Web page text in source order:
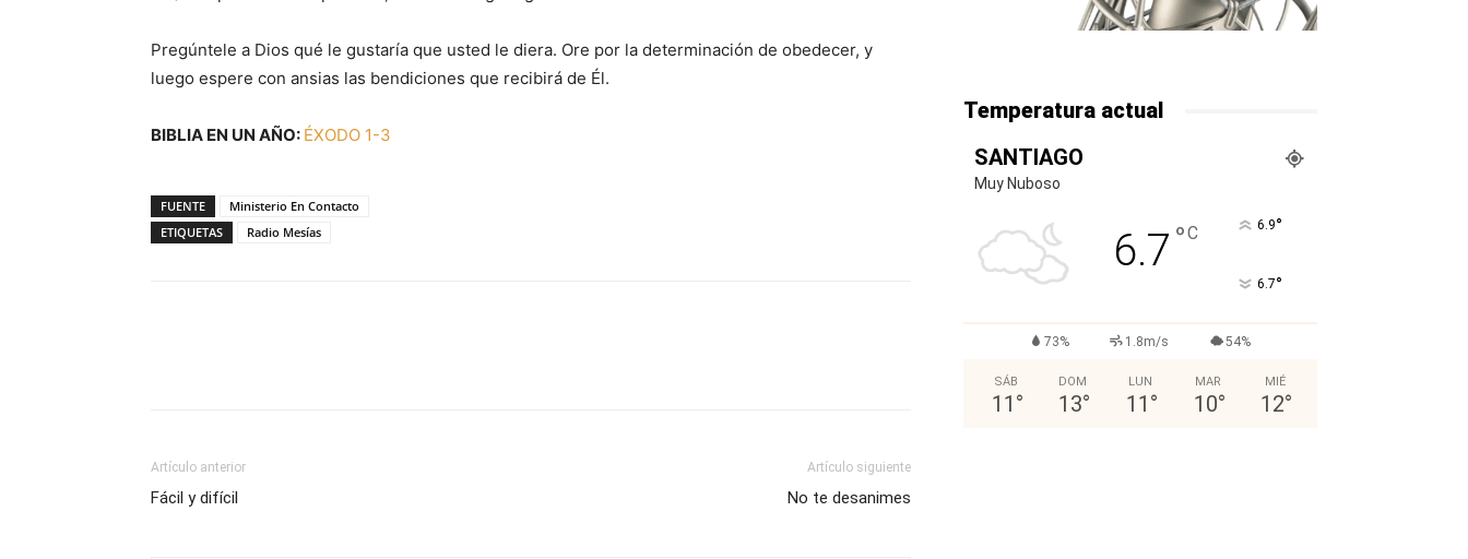
Pregúntele a Dios qué le gustaría que usted le diera. Ore por la determinación de obedecer, y
luego espere con ansias las bendiciones que recibirá de Él.
BIBLIA EN UN AÑO: ÉXODO 1-3
FUENTE
Ministerio En Contacto
ETIQUETAS
Radio Mesías
Artículo anterior
Fácil y difícil
Artículo siguiente
No te desanimes
Temperatura actual
SANTIAGO
Muy Nuboso
6.7 °C 6.9°
6.7°
73% 1.8m/s 54%
SÁB
11 °
DOM
13°
LUN
11 °
MAR
10°
MIÉ
12°